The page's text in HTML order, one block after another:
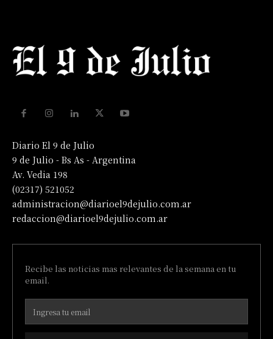
Diario El 9 de Julio
9 de Julio - Bs As - Argentina
Av. Vedia 198
(02317) 521052
administracion@diarioel9dejulio.com.ar
redaccion@diarioel9dejulio.com.ar
Recibe las noticias mas relevantes de la semana en tu
email.